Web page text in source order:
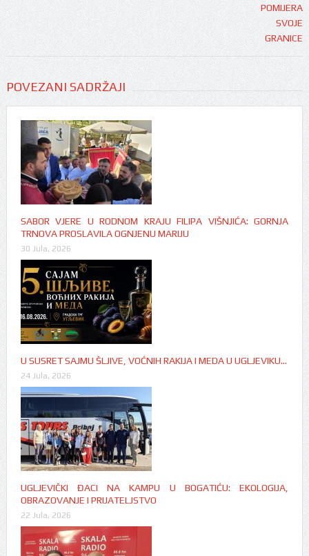
POVEZANI SADRŽAJI
SABOR VJERE U RODNOM KRAJU FILIPA VIŠNJIĆA: GORNJA
TRNOVA PROSLAVILA OGNJENU MARIJU
30 Jula, 2026
U SUSRET SAJMU ŠLJIVE, VOĆNIH RAKIJA I MEDA U UGLJEVIKU…
24 Jula, 2026
UGLJEVIČKI ĐACI NA KAMPU U BOGATIĆU: EKOLOGIJA,
OBRAZOVANJE I PRIJATELJSTVO
22 Jula, 2026